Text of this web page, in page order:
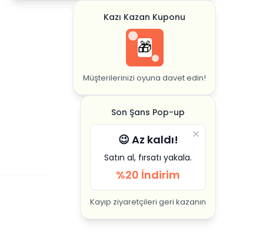
Kazı Kazan Kuponu
🎁
Müşterilerinizi oyuna davet edin!
Son Şans Pop-up
😉 Az kaldı!
Satın al, fırsatı yakala.
%20 İndirim
Kayıp ziyaretçileri geri kazanın